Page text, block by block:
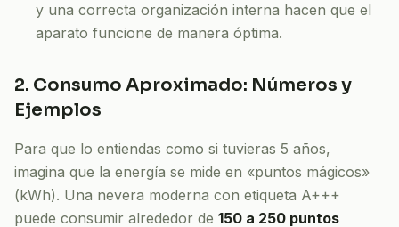
y una correcta organización interna hacen que el
aparato funcione de manera óptima.
2. Consumo Aproximado: Números y
Ejemplos
Para que lo entiendas como si tuvieras 5 años,
imagina que la energía se mide en «puntos mágicos»
(kWh). Una nevera moderna con etiqueta A+++
puede consumir alrededor de 150 a 250 puntos